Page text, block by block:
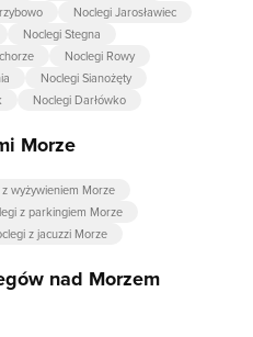
Noclegi Jarosławiec
Noclegi Stegna
Noclegi Rowy
Noclegi Sianożęty
Noclegi Darłówko
Morze
wyżywieniem Morze
z parkingiem Morze
z jacuzzi Morze
nad Morzem